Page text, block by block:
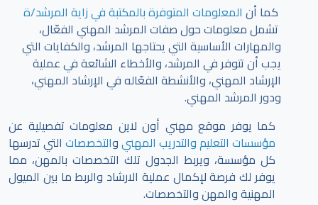
كما أن المعلومات المتوفرة بالمكتبة في زاية المرشد/ة
تشمل معلومات حول صفات المرشد المهني الفعّال،
والمهارات الأساسية التي يحتاجها المرشد، والكفايات التي
يجب أن تتوفر في المرشد، والأخطاء الشائعة في عملية
الإرشاد المهني، والأنشطة الفعّاله في الإرشاد المهني،
ودور المرشد المهني.
كما يوفر موقع مهني أون لاين معلومات تفصيلية عن
مؤسسات التعليم والتدريب المهنيوالتخصصات التي تدرسها
كل مؤسسة، ويربط الجدول تلك التخصصات بالمهن، مما
يوفر لك فرصة لإكمال عملية الارشاد والربط ما بين الميول
المهنية والمهن والتخصصات.